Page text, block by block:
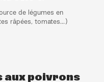
de légumes en
râpées, tomates…)
aux poivrons